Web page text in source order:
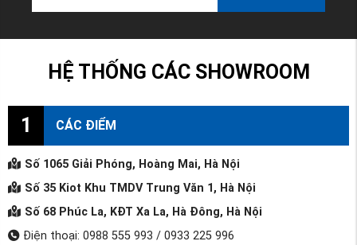
HỆ THỐNG CÁC SHOWROOM
1 CÁC ĐIỂM
Số 1065 Giải Phóng, Hoàng Mai, Hà Nội
Số 35 Kiot Khu TMDV Trung Văn 1, Hà Nội
Số 68 Phúc La, KĐT Xa La, Hà Đông, Hà Nội
Điện thoại: 0988 555 993 / 0933 225 996